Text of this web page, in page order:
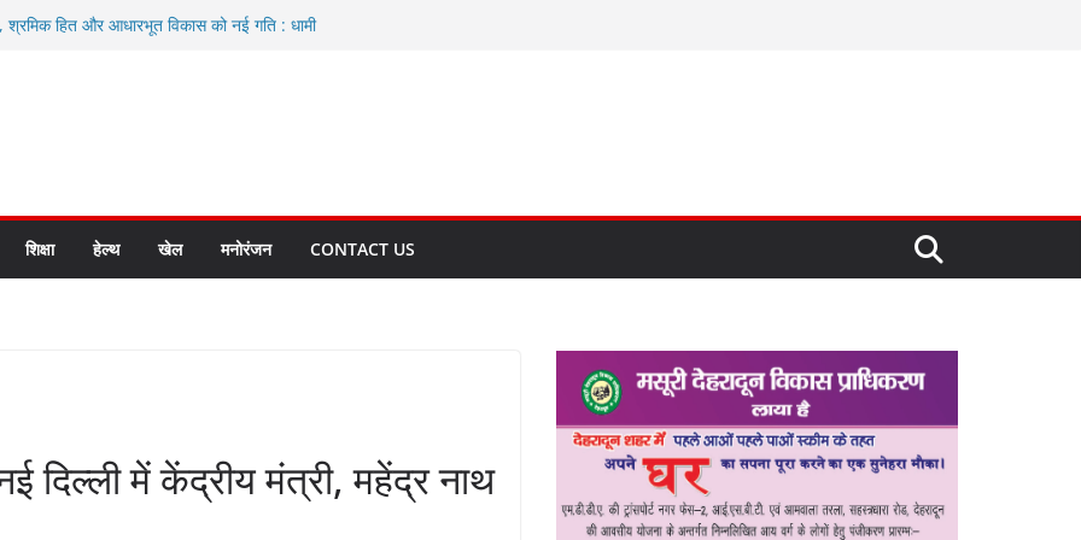
श्रमिक हित और आधारभूत विकास को नई गति : धामी
रहें अधिकारी: सीईओ
योजनाओं के लिए 80 करोड़ रुपए
वर्षा की संभावना, अलर्ट!
शिक्षा हेल्थ खेल मनोरंजन CONTACT US
दिल्ली में केंद्रीय मंत्री, महेंद्र नाथ